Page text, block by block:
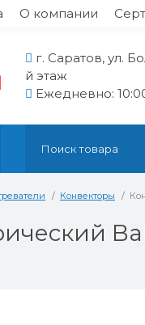
О компании
г. Саратов, ул.
й этаж
Ежедневно:
Конвекторы